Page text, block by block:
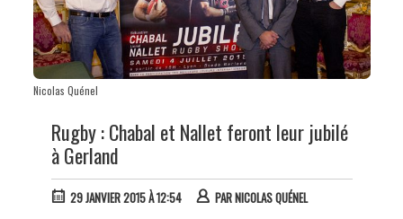
Nicolas Quénel
Rugby : Chabal et Nallet feront leur jubilé
à Gerland
29 JANVIER 2015 À 12:54 PARNICOLAS QUÉNEL